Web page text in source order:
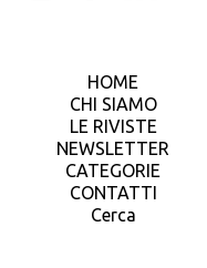
HOME
CHI SIAMO
LE RIVISTE
NEWSLETTER
CATEGORIE
CONTATTI
Cerca